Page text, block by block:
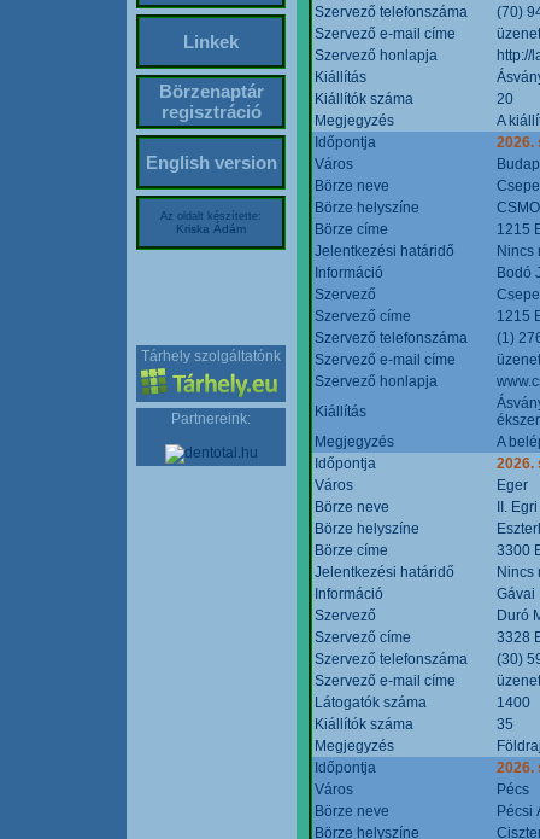
Linkek
Börzenaptár
regisztráció
English version
Az oldalt készítette:
Kriska Ádám
Tárhely szolgáltatónk
Partnereink:
Szervező telefonszáma
(70)
Szervező e-mail címe
Szervező honlapja
http://
Kiállítás
Kiállítók száma
20
Megjegyzés
A
Időpontja
2026.
Város
Börze neve
Börze helyszíne
Börze címe
1215
Jelentkezési határidő
Nincs
Információ
Bodó
Szervező
Szervező címe
1215
Szervező telefonszáma
(1)
Szervező e-mail címe
Szervező honlapja
Kiállítás
Megjegyzés
A
Időpontja
2026.
Város
Eger
Börze neve
II.
Börze helyszíne
Börze címe
3300
Jelentkezési határidő
Nincs
Információ
Gávai
Szervező
Duró
Szervező címe
3328
Szervező telefonszáma
(30)
Szervező e-mail címe
Látogatók száma
1400
Kiállítók száma
35
Megjegyzés
Időpontja
2026.
Város
Pécs
Börze neve
Pécsi
Börze helyszíne